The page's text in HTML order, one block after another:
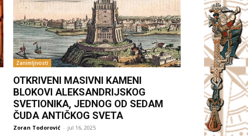
Zanimljivosti
OTKRIVENI MASIVNI KAMENI
BLOKOVI ALEKSANDRIJSKOG
SVETIONIKA, JEDNOG OD SEDAM
ČUDA ANTIČKOG SVETA
Zoran Todorović - jul 16, 2025